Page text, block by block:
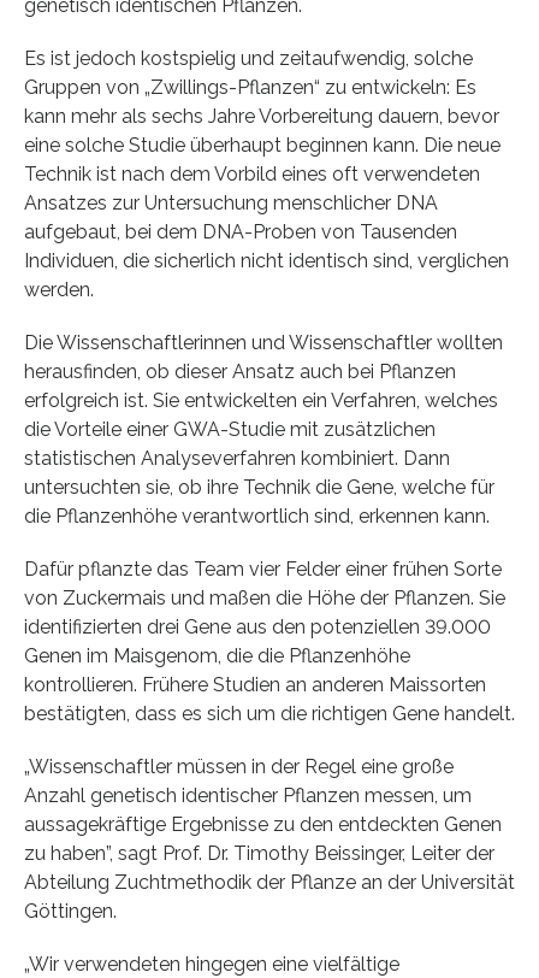
genetisch identischen Pflanzen.
Es ist jedoch kostspielig und zeitaufwendig, solche
Gruppen von „Zwillings-Pflanzen“ zu entwickeln: Es
kann mehr als sechs Jahre Vorbereitung dauern, bevor
eine solche Studie überhaupt beginnen kann. Die neue
Technik ist nach dem Vorbild eines oft verwendeten
Ansatzes zur Untersuchung menschlicher DNA
aufgebaut, bei dem DNA-Proben von Tausenden
Individuen, die sicherlich nicht identisch sind, verglichen
werden.
Die Wissenschaftlerinnen und Wissenschaftler wollten
herausfinden, ob dieser Ansatz auch bei Pflanzen
erfolgreich ist. Sie entwickelten ein Verfahren, welches
die Vorteile einer GWA-Studie mit zusätzlichen
statistischen Analyseverfahren kombiniert. Dann
untersuchten sie, ob ihre Technik die Gene, welche für
die Pflanzenhöhe verantwortlich sind, erkennen kann.
Dafür pflanzte das Team vier Felder einer frühen Sorte
von Zuckermais und maßen die Höhe der Pflanzen. Sie
identifizierten drei Gene aus den potenziellen 39.000
Genen im Maisgenom, die die Pflanzenhöhe
kontrollieren. Frühere Studien an anderen Maissorten
bestätigten, dass es sich um die richtigen Gene handelt.
„Wissenschaftler müssen in der Regel eine große
Anzahl genetisch identischer Pflanzen messen, um
aussagekräftige Ergebnisse zu den entdeckten Genen
zu haben”, sagt Prof. Dr. Timothy Beissinger, Leiter der
Abteilung Zuchtmethodik der Pflanze an der Universität
Göttingen.
„Wir verwendeten hingegen eine vielfältige